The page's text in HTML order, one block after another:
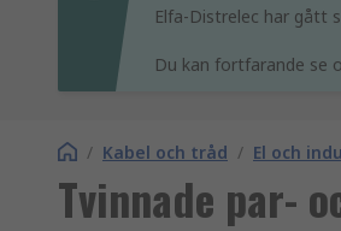
Elfa-Distrelec har gått
Du kan fortfarande se
/ Kabel och tråd / El och
Tvinnade par-